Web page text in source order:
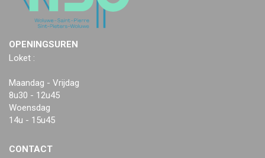
OPENINGSUREN
Loket :
Maandag - Vrijdag
8u30 - 12u45
Woensdag
14u - 15u45
CONTACT